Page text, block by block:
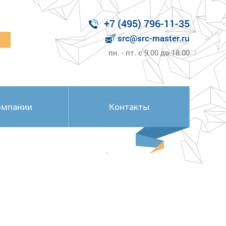
+7 (495) 796-11-35
src@src-master.ru
пн. - пт. с 9.00 до 18.00
Контакты